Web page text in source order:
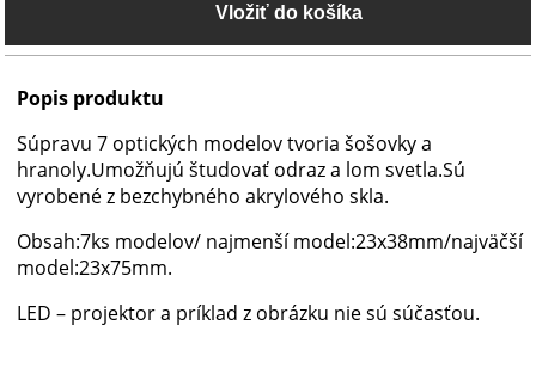
Popis produktu
Súpravu 7 optických modelov tvoria šošovky a
hranoly.Umožňujú študovať odraz a lom svetla.Sú
vyrobené z bezchybného akrylového skla.
Obsah:7ks modelov/ najmenší model:23x38mm/najväčší
model:23x75mm.
LED – projektor a príklad z obrázku nie sú súčasťou.